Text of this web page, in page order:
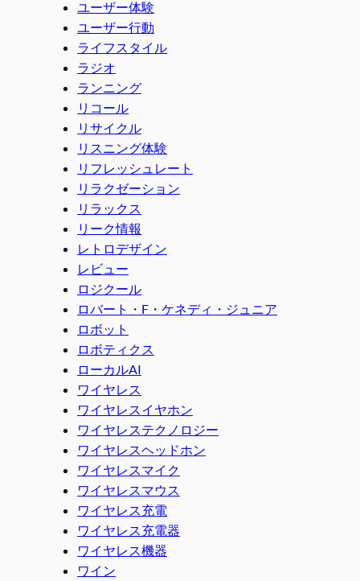
ユーザー体験
ユーザー行動
ライフスタイル
ラジオ
ランニング
リコール
リサイクル
リスニング体験
リフレッシュレート
リラクゼーション
リラックス
リーク情報
レトロデザイン
レビュー
ロジクール
ロバート・F・ケネディ・ジュニア
ロボット
ロボティクス
ローカルAI
ワイヤレス
ワイヤレスイヤホン
ワイヤレステクノロジー
ワイヤレスヘッドホン
ワイヤレスマイク
ワイヤレスマウス
ワイヤレス充電
ワイヤレス充電器
ワイヤレス機器
ワイン